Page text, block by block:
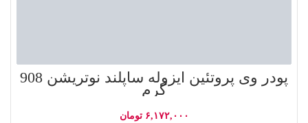
پودر وی پروتئین ایزوله ساپلند نوتریشن 908
گرم
۶,۱۷۲,۰۰۰ تومان